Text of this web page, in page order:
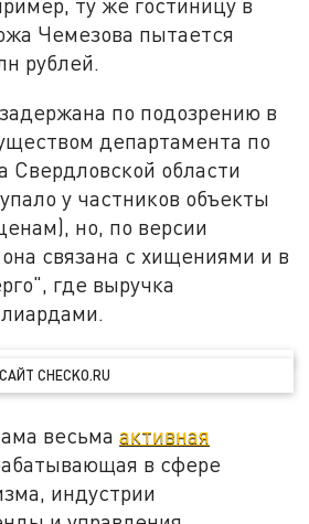
Чемезова пытается
рублей.
по подозрению в
департамента по
Свердловской области
у частников объекты
но, по версии
связана с хищениями и в
где выручка
CHECKO.RU
весьмаактивная
в сфере
индустрии